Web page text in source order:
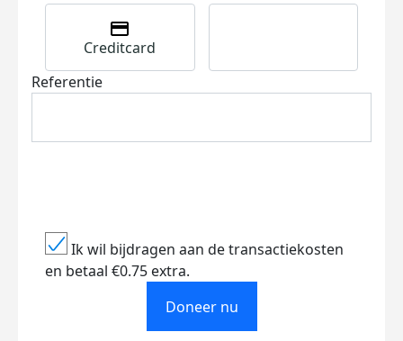
Creditcard
Referentie
Ik wil bijdragen aan de transactiekosten
en betaal €0.75 extra.
Doneer nu